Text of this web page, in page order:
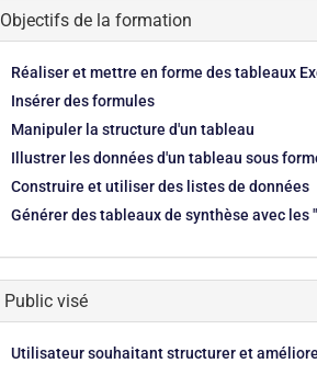
Objectifs de la formation
Réaliser et mettre en forme des tableaux
Insérer des formules
Manipuler la structure d'un tableau
Illustrer les données d'un tableau sous
Construire et utiliser des listes de données
Générer des tableaux de synthèse avec les
Public visé
Utilisateur souhaitant structurer et